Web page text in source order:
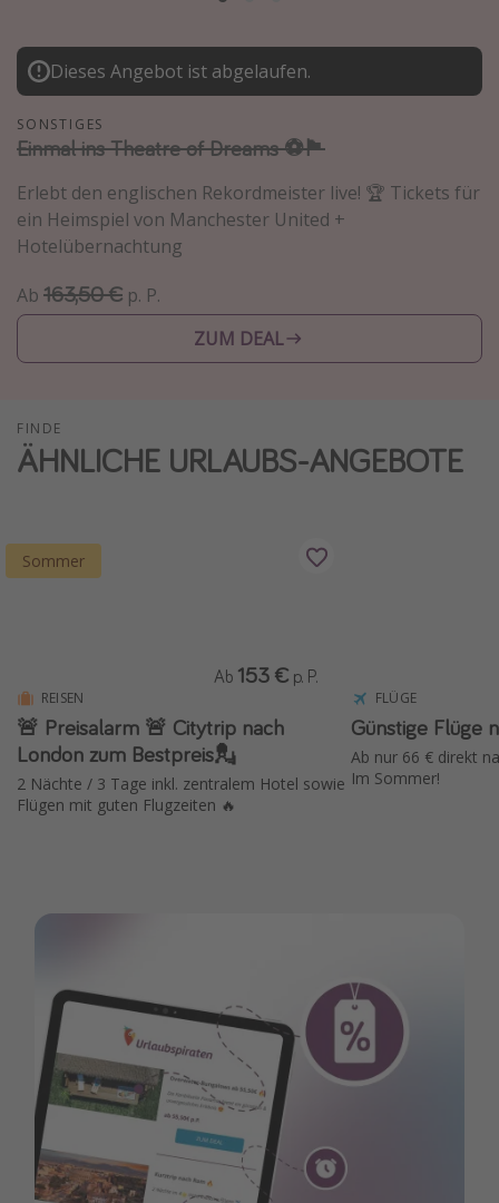
Goa Urlaub
St. Lucia Urlaub
Kefalonia Urlaub
Tulum Urlaub
Sri Lanka Rundreise
Wellnessurlaub
Disneyland Paris
Singlereisen
Hotels in Amsterdam
Hotels am Achensee
Weitere Themen
Rundreisen in Thailand
Reisepassfreie Reiseziele
Travel Know How
Silvesterreisen
Last Minute Urlaub Mallorca
Last Minute Urlaub Deutschland
Dieses Angebot ist abgelaufen.
SONSTIGES
Einmal ins Theatre of Dreams ⚽️🏴󠁧󠁢󠁥󠁮󠁧󠁿
Erlebt den englischen Rekordmeister live! 🏆 Tickets für
ein Heimspiel von Manchester United +
Hotelübernachtung
Ab 163,50 € p. P.
ZUM DEAL
FINDE
ÄHNLICHE URLAUBS-ANGEBOTE
Sommer
REISEN
🚨 Preisalarm 🚨 Citytrip nach
London zum Bestpreis💂
2 Nächte / 3 Tage inkl. zentralem Hotel sowie
Flügen mit guten Flugzeiten 🔥
Ab 153 € p. P.
FLÜGE
Günstige
Ab nur 66 € direkt nach
Im Sommer!